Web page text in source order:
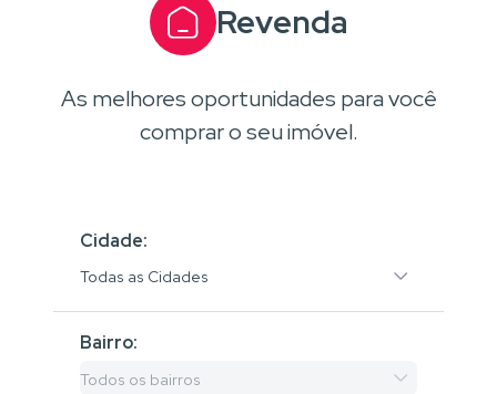
Revenda
As melhores oportunidades para você
comprar o seu imóvel.
Cidade:
Todas as Cidades
Bairro:
Todos os bairros